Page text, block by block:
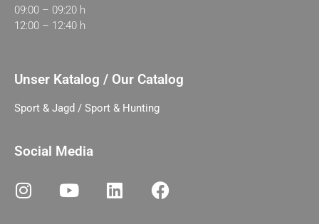
09:00 – 09:20 h
12:00 – 12:40 h
Unser Katalog / Our Catalog
Sport & Jagd / Sport & Hunting
Social Media